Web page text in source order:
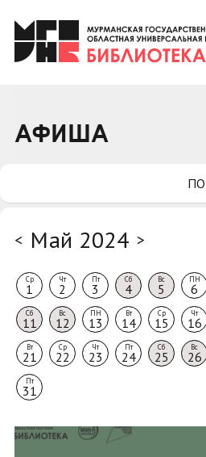
Клуб «Гиря и
Клуб «Семейный
Коллегам
АФИША
< Май 2024 >
Ср
1
Чт
2
Пт
3
Сб
4
Вс
5
ПН
6
Сб
11
Вс
12
ПН
13
Вт
14
Ср
15
Чт
16
Вт
21
Ср
22
Чт
23
Пт
24
Сб
25
Вс
26
Пт
31